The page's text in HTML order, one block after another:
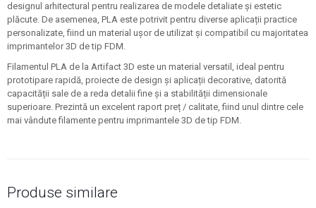
designul arhitectural pentru realizarea de modele detaliate și estetic
plăcute. De asemenea, PLA este potrivit pentru diverse aplicații practice
personalizate, fiind un material ușor de utilizat și compatibil cu majoritatea
imprimantelor 3D de tip FDM.
Filamentul PLA de la Artifact 3D este un material versatil, ideal pentru
prototipare rapidă, proiecte de design și aplicații decorative, datorită
capacității sale de a reda detalii fine și a stabilității dimensionale
superioare. Prezintă un excelent raport preț / calitate, fiind unul dintre cele
mai vândute filamente pentru imprimantele 3D de tip FDM.
Produse similare